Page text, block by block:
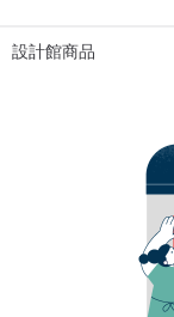
設計館商品